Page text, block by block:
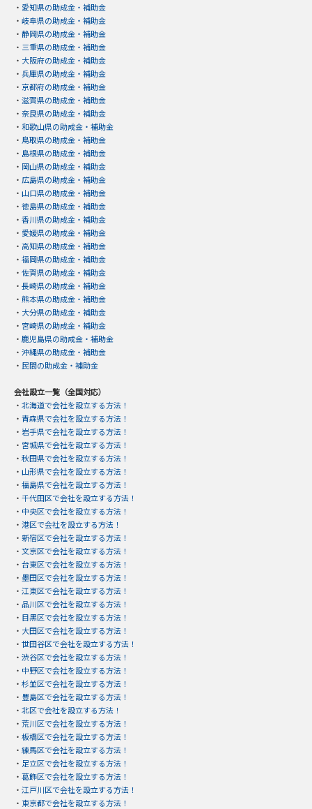
・ 愛知県の助成金・補助金
・ 岐阜県の助成金・補助金
・ 静岡県の助成金・補助金
・ 三重県の助成金・補助金
・ 大阪府の助成金・補助金
・ 兵庫県の助成金・補助金
・ 京都府の助成金・補助金
・ 滋賀県の助成金・補助金
・ 奈良県の助成金・補助金
・ 和歌山県の助成金・補助金
・ 鳥取県の助成金・補助金
・ 島根県の助成金・補助金
・ 岡山県の助成金・補助金
・ 広島県の助成金・補助金
・ 山口県の助成金・補助金
・ 徳島県の助成金・補助金
・ 香川県の助成金・補助金
・ 愛媛県の助成金・補助金
・ 高知県の助成金・補助金
・ 福岡県の助成金・補助金
・ 佐賀県の助成金・補助金
・ 長崎県の助成金・補助金
・ 熊本県の助成金・補助金
・ 大分県の助成金・補助金
・ 宮崎県の助成金・補助金
・ 鹿児島県の助成金・補助金
・ 沖縄県の助成金・補助金
・ 民間の助成金・補助金
会社設立一覧（全国対応）
・ 北海道で会社を設立する方法！
・ 青森県で会社を設立する方法！
・ 岩手県で会社を設立する方法！
・ 宮城県で会社を設立する方法！
・ 秋田県で会社を設立する方法！
・ 山形県で会社を設立する方法！
・ 福島県で会社を設立する方法！
・ 千代田区で会社を設立する方法！
・ 中央区で会社を設立する方法！
・ 港区で会社を設立する方法！
・ 新宿区で会社を設立する方法！
・ 文京区で会社を設立する方法！
・ 台東区で会社を設立する方法！
・ 墨田区で会社を設立する方法！
・ 江東区で会社を設立する方法！
・ 品川区で会社を設立する方法！
・ 目黒区で会社を設立する方法！
・ 大田区で会社を設立する方法！
・ 世田谷区で会社を設立する方法！
・ 渋谷区で会社を設立する方法！
・ 中野区で会社を設立する方法！
・ 杉並区で会社を設立する方法！
・ 豊島区で会社を設立する方法！
・ 北区で会社を設立する方法！
・ 荒川区で会社を設立する方法！
・ 板橋区で会社を設立する方法！
・ 練馬区で会社を設立する方法！
・ 足立区で会社を設立する方法！
・ 葛飾区で会社を設立する方法！
・ 江戸川区で会社を設立する方法！
・ 東京都で会社を設立する方法！